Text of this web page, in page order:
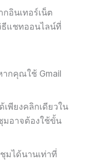
อินเทอร์เน็ต
ธีแชทออนไลน์ที่
ากคุณใช้ Gmail
พียงคลิกเดียวใน
มอาจต้องใช้ขั้น
มได้นานเท่าที่